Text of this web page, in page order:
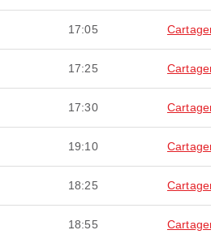
17:05
17:25
17:30
19:10
18:25
18:55